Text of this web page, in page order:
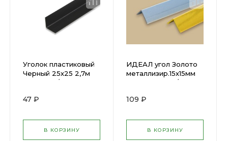
Уголок пластиковый
Черный 25х25 2,7м
У25М 007/ЧЕР
47 ₽
В КОРЗИНУ
ИДЕАЛ угол Золото
металлизир.15х15мм
2,7м У15М 092/ЗЛТ
109 ₽
В КОРЗИНУ